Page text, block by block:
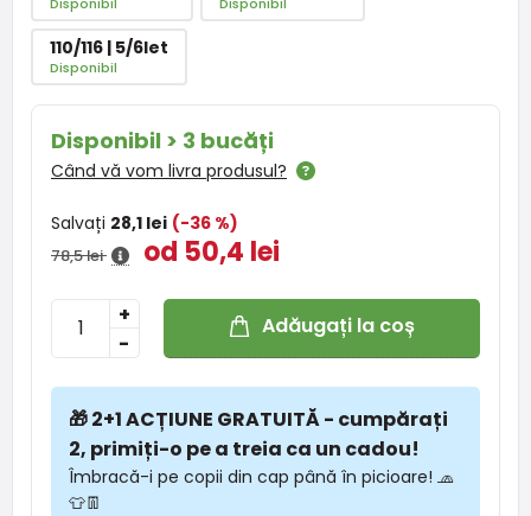
110/116 | 5/6let
Disponibil
Disponibil > 3 bucăți
Când vă vom livra produsul?
Salvați 28,1 lei (-36 %)
78,5 lei od 50,4 lei
-
+ Adăugați la coș
🎁 2+1 ACȚIUNE GRATUITĂ - cumpărați
2, primiți-o pe a treia ca un cadou!
Îmbracă-i pe copii din cap până în picioare! 🧢
👕👖